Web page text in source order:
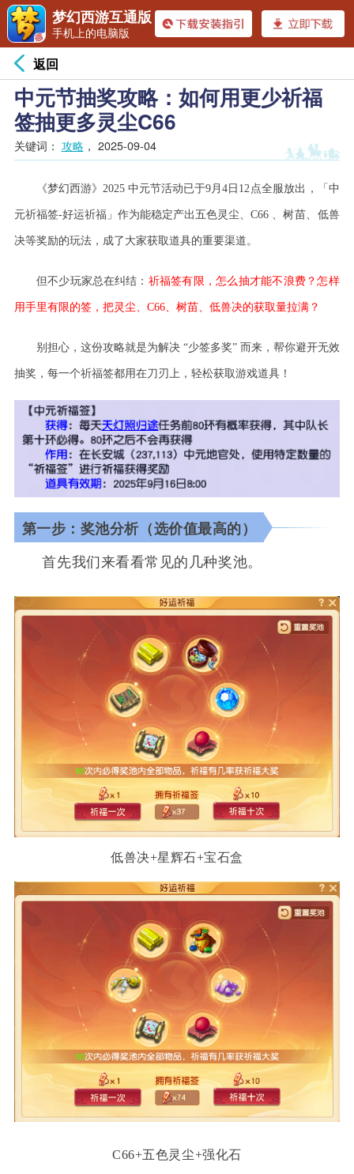
返回
中元节抽奖攻略：如何用更少祈福
签抽更多灵尘C66
关键词： 攻略， 2025-09-04
《梦幻西游》 2025 中元节活动已于9月4日12点全服放出 ，「中
元祈福签-好运祈福 」作为能稳定产出 五色灵尘、 C66 、树苗、 低兽
决等奖励的玩法，成了 大家获取道具的重要渠道。
但不少玩家总在纠结： 祈福签有限，怎么抽才能不浪费？怎样
用手里有限的签，把灵尘、 C66、树苗、 低兽决的获取量拉满？
别担心，这份攻略就是为解决 “少签多奖” 而来，帮你避开无效
抽奖 ，每一个祈福签都用在刀刃上， 轻松获取游戏道具！
第一步：奖池分析（选价值最高的）
首先我们来看看常见的几种奖池。
低兽决+星辉石+宝石盒
C66+五色灵尘+强化石
梦幻西游互通版
手机上的电脑版